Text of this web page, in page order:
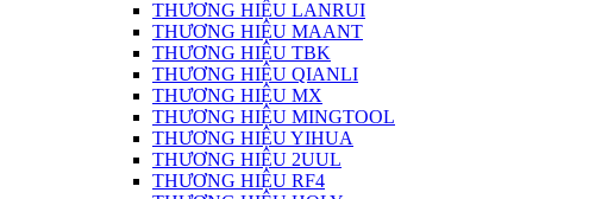
THƯƠNG HIỆU LANRUI
THƯƠNG HIỆU MAANT
THƯƠNG HIỆU TBK
THƯƠNG HIỆU QIANLI
THƯƠNG HIỆU MX
THƯƠNG HIỆU MINGTOOL
THƯƠNG HIỆU YIHUA
THƯƠNG HIỆU 2UUL
THƯƠNG HIỆU RF4